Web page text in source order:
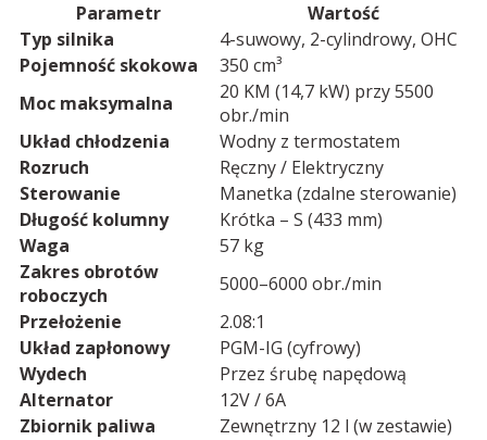
Parametr
Wartość
Typ silnika
4-suwowy, 2-cylindrowy, OHC
Pojemność skokowa
350 cm³
Moc maksymalna
20 KM (14,7 kW) przy 5500
obr./min
Układ chłodzenia
Wodny z termostatem
Rozruch
Ręczny / Elektryczny
Sterowanie
Manetka (zdalne sterowanie)
Długość kolumny
Krótka – S (433 mm)
Waga
57 kg
Zakres obrotów
roboczych
5000–6000 obr./min
Przełożenie
2.08:1
Układ zapłonowy
PGM-IG (cyfrowy)
Wydech
Przez śrubę napędową
Alternator
12V / 6A
Zbiornik paliwa
Zewnętrzny 12 l (w zestawie)